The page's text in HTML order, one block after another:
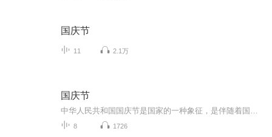
国庆节
11 2.1万
国庆节
8 1726